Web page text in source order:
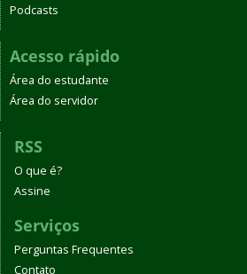
Podcasts
Acesso rápido
Área do estudante
Área do servidor
RSS
O que é?
Assine
Serviços
Perguntas Frequentes
Contato